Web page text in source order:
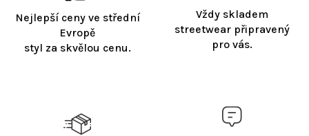
Nejlepší ceny ve střední
Evropě
styl za skvělou cenu.
Vždy skladem
streetwear připravený
pro vás.